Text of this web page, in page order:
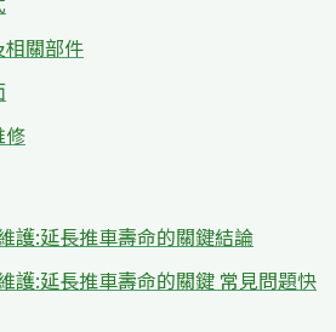
關部件
修
護:延長推車壽命的關鍵結論
護:延長推車壽命的關鍵 常見問題快